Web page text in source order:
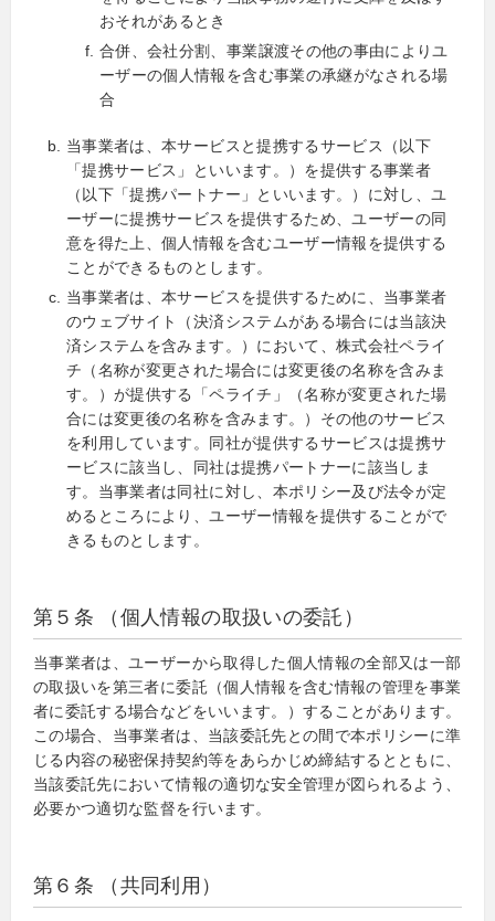
おそれがあるとき
合併、会社分割、事業譲渡その他の事由によりユ
ーザーの個人情報を含む事業の承継がなされる場
合
当事業者は、本サービスと提携するサービス（以下
「提携サービス」といいます。）を提供する事業者
（以下「提携パートナー」といいます。）に対し、ユ
ーザーに提携サービスを提供するため、ユーザーの同
意を得た上、個人情報を含むユーザー情報を提供する
ことができるものとします。
当事業者は、本サービスを提供するために、当事業者
のウェブサイト（決済システムがある場合には当該決
済システムを含みます。）において、株式会社ペライ
チ（名称が変更された場合には変更後の名称を含みま
す。）が提供する「ペライチ」（名称が変更された場
合には変更後の名称を含みます。）その他のサービス
を利用しています。同社が提供するサービスは提携サ
ービスに該当し、同社は提携パートナーに該当しま
す。当事業者は同社に対し、本ポリシー及び法令が定
めるところにより、ユーザー情報を提供することがで
きるものとします。
第５条 （個人情報の取扱いの委託）
当事業者は、ユーザーから取得した個人情報の全部又は一部
の取扱いを第三者に委託（個人情報を含む情報の管理を事業
者に委託する場合などをいいます。）することがあります。
この場合、当事業者は、当該委託先との間で本ポリシーに準
じる内容の秘密保持契約等をあらかじめ締結するとともに、
当該委託先において情報の適切な安全管理が図られるよう、
必要かつ適切な監督を行います。
第６条 （共同利用）